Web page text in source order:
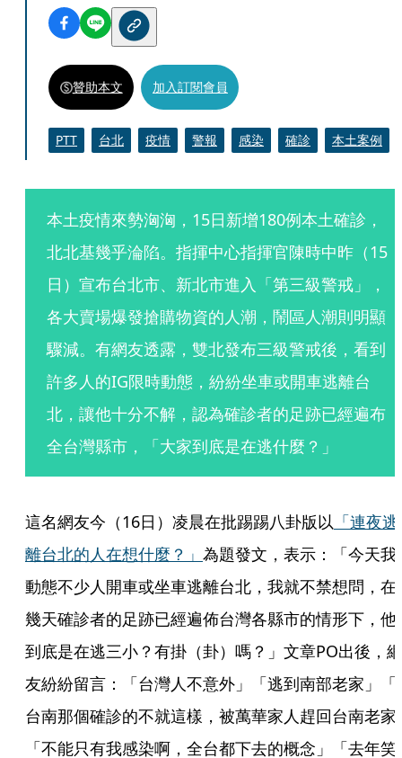
贊助本文 加入訂閱會員
PTT 台北 疫情 警報 感染 確診 本土案例
本土疫情來勢洶洶，15日新增180例本土確診，
北北基幾乎淪陷。指揮中心指揮官陳時中昨（15
日）宣布台北市、新北市進入「第三級警戒」，
各大賣場爆發搶購物資的人潮，鬧區人潮則明顯
驟減。有網友透露，雙北發布三級警戒後，看到
許多人的IG限時動態，紛紛坐車或開車逃離台
北，讓他十分不解，認為確診者的足跡已經遍布
全台灣縣市，「大家到底是在逃什麼？」
這名網友今（16日）凌晨在批踢踢八卦版以 「連夜逃
離台北的人在想什麼？」 為題發文，表示：「今天我
動態不少人開車或坐車逃離台北，我就不禁想問，在
幾天確診者的足跡已經遍佈台灣各縣市的情形下，他
到底是在逃三小？有掛（卦）嗎？」文章PO出後，網
友紛紛留言：「台灣人不意外」「逃到南部老家」「
台南那個確診的不就這樣，被萬華家人趕回台南老家
「不能只有我感染啊，全台都下去的概念」「去年笑